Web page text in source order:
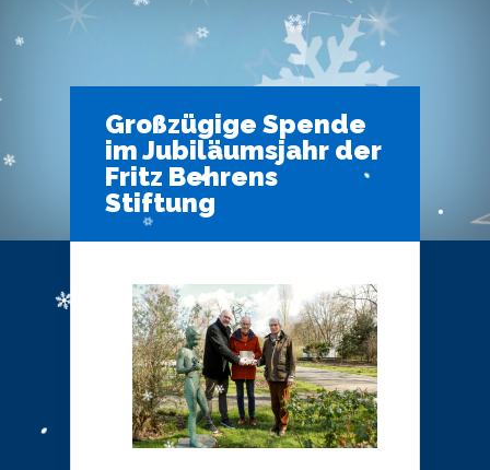
Großzügige Spende
im Jubiläumsjahr der
Fritz Behrens
Stiftung